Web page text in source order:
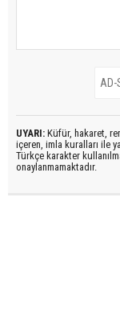
UYARI: Küfür, hakaret,
içeren, imla kuralları ile
Türkçe karakter
onaylanmamaktadır.